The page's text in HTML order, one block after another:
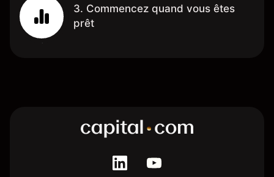
3. Commencez quand vous êtes
prêt